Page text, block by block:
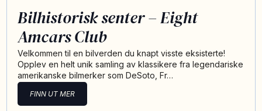
Bilhistorisk senter – Eight
Amcars Club
Velkommen til en bilverden du knapt visste eksisterte!
Opplev en helt unik samling av klassikere fra legendariske
amerikanske bilmerker som DeSoto, Fr…
FINN UT MER